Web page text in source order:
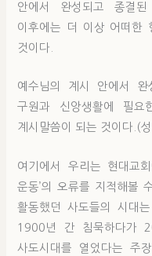
안에서 완성되고 종결
이후에는 더 이상 어떠한
것이다.
예수님의 계시 안에서 완
구원과 신앙생활에 필요
계시말씀이 되는 것이다.(
여기에서 우리는 현대교
운동’의 오류를 지적해볼
활동했던 사도들의 시대
1900년 간 침묵하다가
사도시대를 열었다는 주